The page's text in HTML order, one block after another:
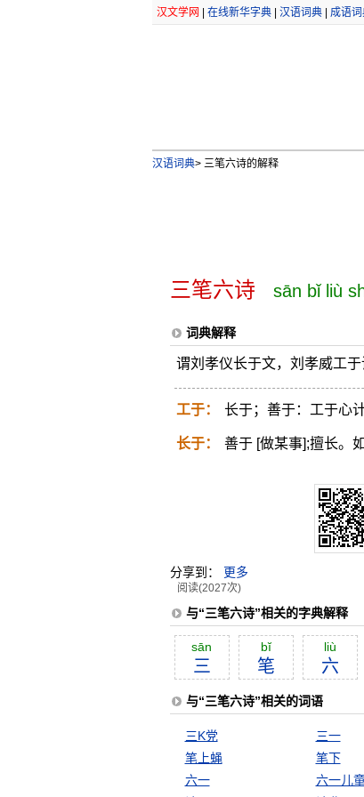
汉文学网 在线新华字典| 汉语词典| 成语词
汉语词典>三笔六诗的解释
三笔六诗 sān bǐ liù
词典解释
谓刘孝仪长于文，刘孝威工于
工于： 长于；善于：工于心
长于： 善于 [做某事];擅长。
分享到： 更多
阅读(2027次)
与“三笔六诗”相关的字典解释
sān
三
bĭ
笔
liù
六
与“三笔六诗”相关的词语
三K党 三一
笔上蝇
笔下
六一
六一儿